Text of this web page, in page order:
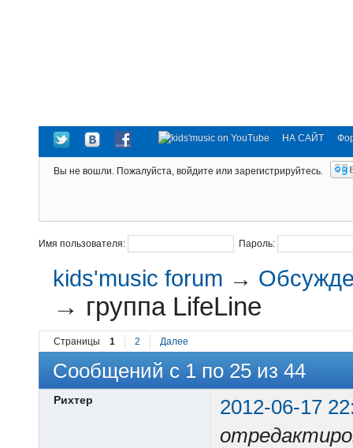
НА САЙТ
Вы не вошли. Пожалуйста, войдите или зарегистрируйтесь.
Имя пользователя: Пароль:
kids'music forum →
→ группа LifeLine
Страницы 1 2 Далее
Сообщений с 1 по 25 из 44
Рихтер
2012-06-17